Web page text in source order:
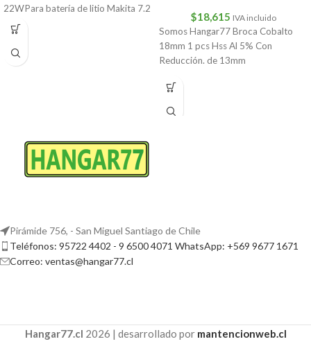
22WPara batería de litio Makita 7.2
V/10.8VCantidad: 1 ud.
$18,615 IVA incluido
Somos Hangar77 Broca Cobalto
18mm 1 pcs Hss Al 5% Con
Reducción. de 13mm
Pirámide 756, - San Miguel Santiago de Chile
Teléfonos: 95722 4402 - 9 6500 4071 WhatsApp: +569 9677 1671
Correo: ventas@hangar77.cl
Hangar77.cl 2026 | desarrollado por mantencionweb.cl